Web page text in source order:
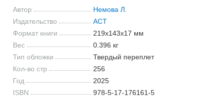
Автор
Немова Л.
Издательство
АСТ
Формат книги
219x143x17 мм
Вес
0.396 кг
Тип обложки
Твердый переплет
Кол-во стр
256
Год
2025
ISBN
978-5-17-176161-5